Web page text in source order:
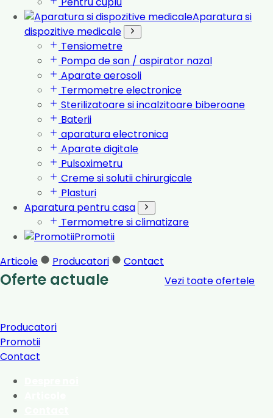
Aparatura si
dispozitive medicale
Tensiometre
Pompa de san / aspirator nazal
Aparate aerosoli
Termometre electronice
Sterilizatoare si incalzitoare biberoane
Baterii
aparatura electronica
Aparate digitale
Pulsoximetru
Creme si solutii chirurgicale
Plasturi
Aparatura pentru casa
Termometre si climatizare
Promotii
Articole
Producatori Contact
Oferte actuale Vezi toate ofertele
Producatori
Promotii
Contact